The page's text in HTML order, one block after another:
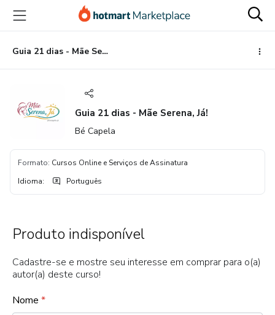
para
conteúdo
principal
para
pagamento
para
rodapé
Guia 21 dias - Mãe Serena, Já!
Guia 21 dias - Mãe Serena, Já!
Bé Capela
Formato: Cursos Online e Serviços de Assinatura
Idioma: Português
Produto indisponível
Cadastre-se e mostre seu interesse em comprar para o(a)
autor(a) deste curso!
Nome *